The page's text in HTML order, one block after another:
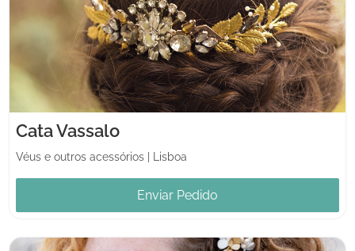
Cata Vassalo
Véus e outros acessórios Lisboa
Enviar Pedido